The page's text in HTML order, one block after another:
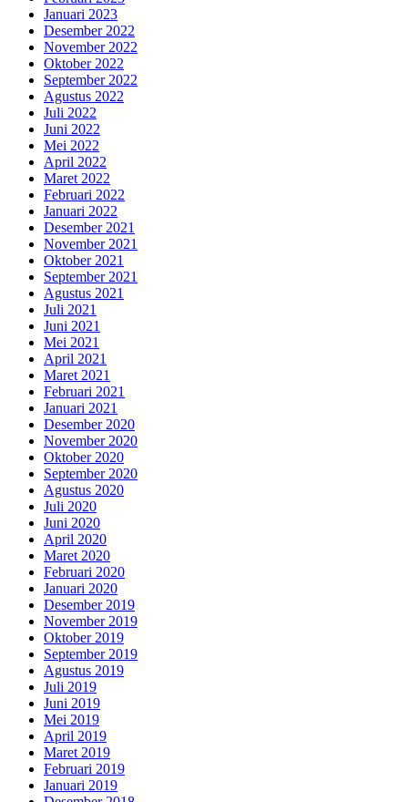
Januari 2023
Desember 2022
November 2022
Oktober 2022
September 2022
Agustus 2022
Juli 2022
Juni 2022
Mei 2022
April 2022
Maret 2022
Februari 2022
Januari 2022
Desember 2021
November 2021
Oktober 2021
September 2021
Agustus 2021
Juli 2021
Juni 2021
Mei 2021
April 2021
Maret 2021
Februari 2021
Januari 2021
Desember 2020
November 2020
Oktober 2020
September 2020
Agustus 2020
Juli 2020
Juni 2020
April 2020
Maret 2020
Februari 2020
Januari 2020
Desember 2019
November 2019
Oktober 2019
September 2019
Agustus 2019
Juli 2019
Juni 2019
Mei 2019
April 2019
Maret 2019
Februari 2019
Januari 2019